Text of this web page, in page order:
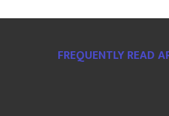
FREQUENTLY READ